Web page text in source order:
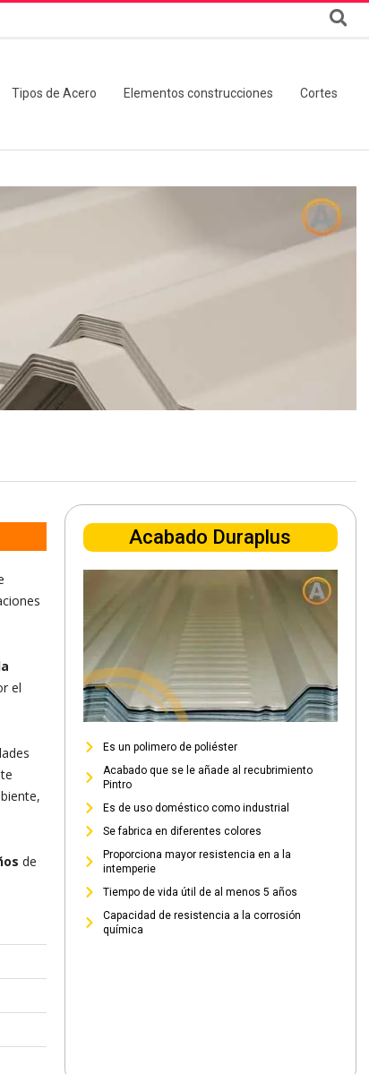
Tipos de Acero Elementos construcciones Cortes
el
de
Acabado Duraplus
Es un polimero de poliéster
Acabado que se le añade al recubrimiento
Pintro
Es de uso doméstico como industrial
Se fabrica en diferentes colores
Proporciona mayor resistencia en a la
intemperie
Tiempo de vida útil de al menos 5 años
Capacidad de resistencia a la corrosión
química